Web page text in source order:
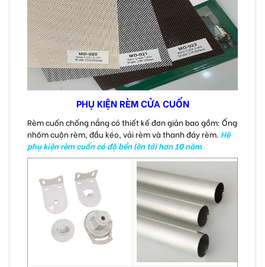
PHỤ KIỆN RÈM CỬA CUỐN
Rèm cuốn chống nắng có thiết kế đơn giản bao gồm: Ống
nhôm cuộn rèm, đầu kéo, vải rèm và thanh đáy rèm. Hệ
phụ kiện rèm cuốn có độ bền lên tới hơn 10 năm